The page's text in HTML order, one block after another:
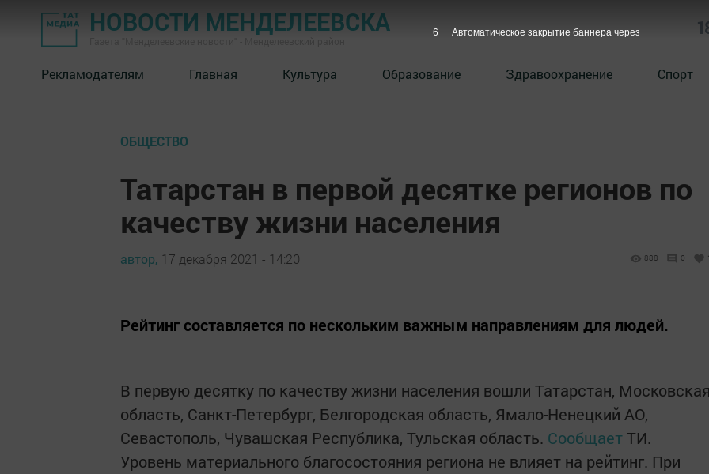
НОВОСТИ МЕНДЕЛЕЕВСКА
Рекламодателям Главная Культура Образование Здравоохранение Спорт
ОБЩЕСТВО
Татарстан в первой десятке регионов по
качеству жизни населения
автор, 17 декабря 2021 - 14:20 888 0
Рейтинг составляется по нескольким важным направлениям для людей.
В первую десятку по качеству жизни населения вошли Татарстан,
область, Санкт-Петербург, Белгородская область, Ямало-Ненецкий АО,
Севастополь, Чувашская Республика, Тульская область. СообщаетТИ.
Уровень материального благосостояния региона не влияет на рейтинг. При
6 Автоматическое закрытие баннера через